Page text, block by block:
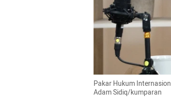
Pakar Hukum
Adam Sidiq/kumparan